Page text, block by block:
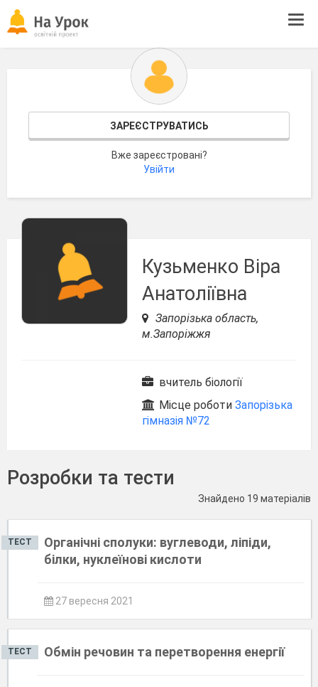
ЗАРЕЄСТРУВАТИСЬ
Вже зареєстровані?
Увійти
Кузьменко Віра
Анатоліївна
Запорізька область,
м.Запоріжжя
вчитель біології
Місце роботи Запорізька
гімназія №72
Розробки та тести
Знайдено 19 матеріалів
ТЕСТ
Органічні сполуки: вуглеводи, ліпіди,
білки, нуклеїнові кислоти
27 вересня 2021
ТЕСТ Обмін речовин та перетворення енергії